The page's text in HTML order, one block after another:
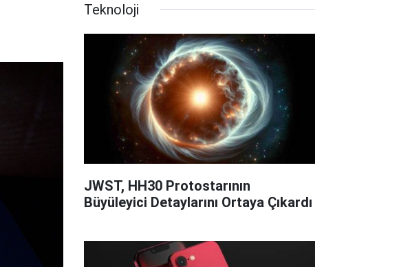
Teknoloji
JWST, HH30 Protostarının
Büyüleyici Detaylarını Ortaya Çıkardı